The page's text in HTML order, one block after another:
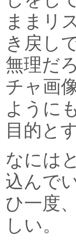
ままリ
き戻し
無理だ
チャ画
ように
目的と
なには
込んで
ひ一度
しい。